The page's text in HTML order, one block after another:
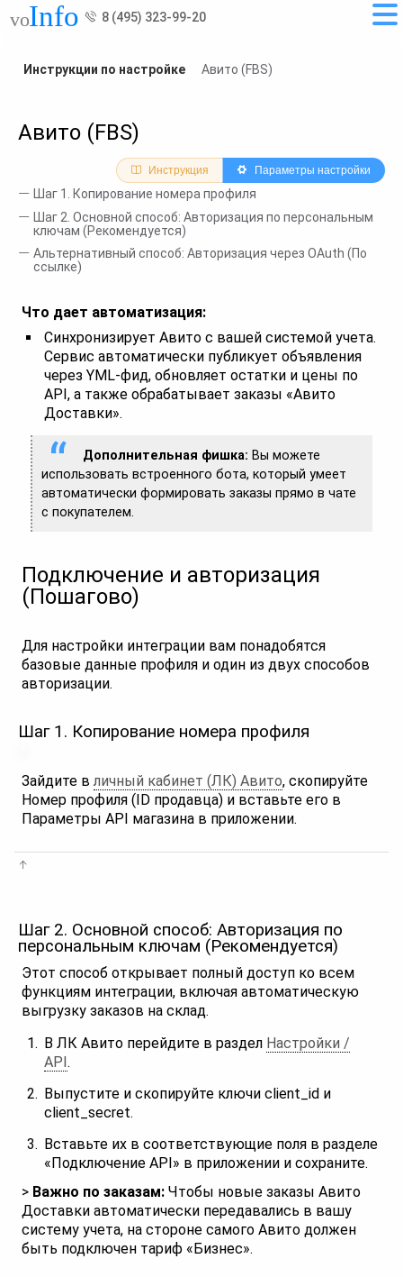
8 (495) 323-99-20
Инструкции по настройке Авито (FBS)
Авито (FBS)
Инструкция Параметры настройки
Шаг 1. Копирование номера профиля
Шаг 2. Основной способ: Авторизация по персональным
ключам (Рекомендуется)
Альтернативный способ: Авторизация через OAuth (По
ссылке)
Что дает автоматизация:
Синхронизирует Авито с вашей системой учета.
Сервис автоматически публикует объявления
через YML-фид, обновляет остатки и цены по
API, а также обрабатывает заказы «Авито
Доставки».
Дополнительная фишка: Вы можете
использовать встроенного бота, который умеет
автоматически формировать заказы прямо в чате
с покупателем.
Подключение и авторизация
(Пошагово)
Для настройки интеграции вам понадобятся
базовые данные профиля и один из двух способов
авторизации.
Шаг 1. Копирование номера профиля
Зайдите в личный кабинет (ЛК) Авито, скопируйте
Номер профиля (ID продавца) и вставьте его в
Параметры API магазина в приложении.
Шаг 2. Основной способ: Авторизация по
персональным ключам (Рекомендуется)
Этот способ открывает полный доступ ко всем
функциям интеграции, включая автоматическую
выгрузку заказов на склад.
В ЛК Авито перейдите в раздел Настройки /
API.
Выпустите и скопируйте ключи client_id и
client_secret.
Вставьте их в соответствующие поля в разделе
«Подключение API» в приложении и сохраните.
> Важно по заказам: Чтобы новые заказы Авито
Доставки автоматически передавались в вашу
систему учета, на стороне самого Авито должен
быть подключен тариф «Бизнес».